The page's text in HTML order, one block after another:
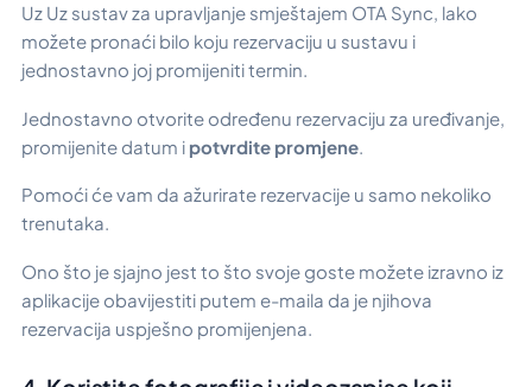
Uz Uz sustav za upravljanje smještajem OTA Sync, lako
možete pronaći bilo koju rezervaciju u sustavu i
jednostavno joj promijeniti termin.
Jednostavno otvorite određenu rezervaciju za uređivanje,
promijenite datum i potvrdite promjene
Pomoći će vam da ažurirate rezervacije u samo nekoliko
trenutaka.
Ono što je sjajno jest to što svoje goste možete izravno iz
aplikacije obavijestiti putem e-maila da je njihova
rezervacija uspješno promijenjena.